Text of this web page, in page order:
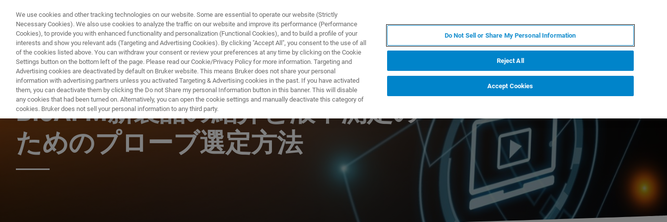
製品とソリューション アプリケーション
BIOAFM ウェビナー
BioAFM新製品の紹介と液中測定の
ためのプローブ選定方法
We use cookies and other tracking technologies on our website. Some are essential to operate our website (Strictly
Necessary Cookies). We also use cookies to analyze the traffic on our website and improve its performance (Performance
Cookies), to provide you with enhanced functionality and personalization (Functional Cookies), and to build a profile of your
interests and show you relevant ads (Targeting and Advertising Cookies). By clicking "Accept All", you consent to the use of all
of the cookies listed above. You can withdraw your consent or review your preferences at any time by clicking on the Cookie
Settings button on the bottom left of the page. Please read our Cookie/Privacy Policy for more information. Targeting and
Advertising cookies are deactivated by default on Bruker website. This means Bruker does not share your personal
information with advertising partners unless you activated Targeting & Advertising cookies in the past. If you have activated
them, you can deactivate them by clicking the Do not Share my personal Information button in this banner. This will disable
any cookies that had been turned on. Alternatively, you can open the cookie settings and manually deactivate this category of
cookies. Bruker does not sell your personal information to any third party.
Do Not Sell or Share My Personal Information
Reject All
Accept Cookies